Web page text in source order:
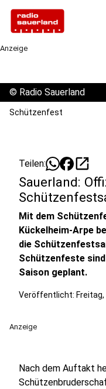
Anzeige
© Radio Sauerland
Schützenfest
Teilen: open_in_new
Sauerland:
Mit dem
Kückelheim-Arpe
die
Schützenfeste
Saison geplant.
Veröffentlicht: Freitag,
Anzeige
Nach dem Auftakt